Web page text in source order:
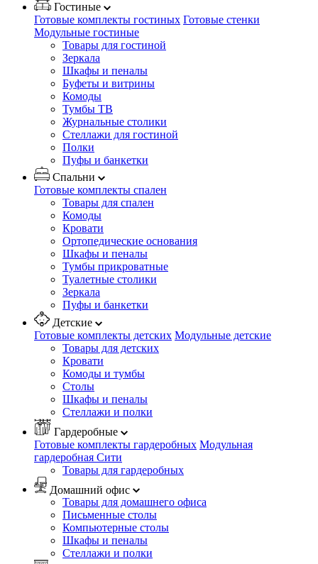
Гостиные
Готовые комплекты гостиных Готовые стенки
Модульные гостиные
Товары для гостиной
Зеркала
Шкафы и пеналы
Буфеты и витрины
Комоды
Тумбы ТВ
Журнальные столики
Стеллажи для гостиной
Полки
Пуфы и банкетки
Спальни
Готовые комплекты спален
Товары для спален
Комоды
Кровати
Ортопедические основания
Шкафы и пеналы
Тумбы прикроватные
Туалетные столики
Зеркала
Пуфы и банкетки
Детские
Готовые комплекты детских Модульные детские
Товары для детских
Кровати
Комоды и тумбы
Столы
Шкафы и пеналы
Стеллажи и полки
Гардеробные
Готовые комплекты гардеробных Модульная
гардеробная Сити
Товары для гардеробных
Домашний офис
Товары для домашнего офиса
Письменные столы
Компьютерные столы
Шкафы и пеналы
Стеллажи и полки